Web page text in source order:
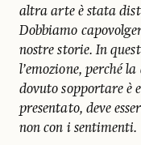
altra arte è stata
Dobbiamo
nostre storie. In
l’emozione, perché
dovuto sopportare è
presentato, deve
non con i sentimenti.